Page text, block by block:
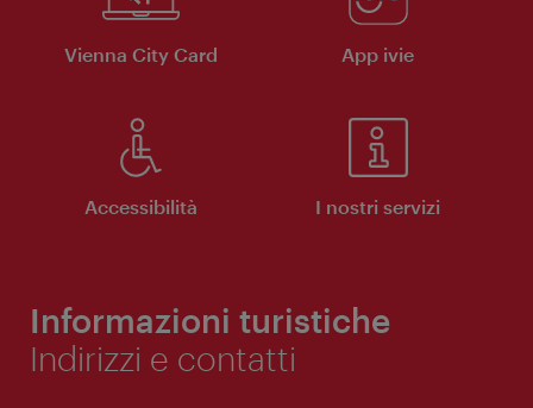
Vienna City Card App ivie
Accessibilità I nostri servizi
Informazioni turistiche
Indirizzi e contatti